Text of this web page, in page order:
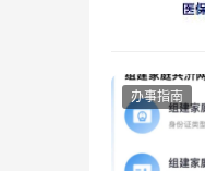
办事指南